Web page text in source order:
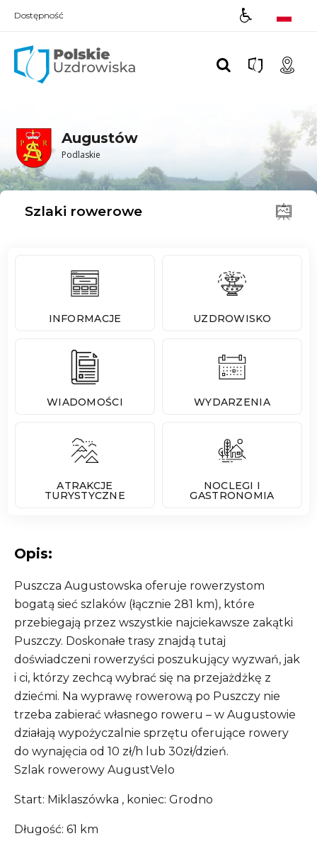
Dostępność
Augustów
Podlaskie
Szlaki rowerowe
INFORMACJE UZDROWISKO
WIADOMOŚCI WYDARZENIA
ATRAKCJE
TURYSTYCZNE
NOCLEGI I
GASTRONOMIA
Opis:
Puszcza Augustowska oferuje rowerzystom
bogatą sieć szlaków (łącznie 281 km), które
przebiegają przez wszystkie najciekawsze zakątki
Puszczy. Doskonałe trasy znajdą tutaj
doświadczeni rowerzyści poszukujący wyzwań, jak
i ci, którzy zechcą wybrać się na przejażdżkę z
dziećmi. Na wyprawę rowerową po Puszczy nie
trzeba zabierać własnego roweru – w Augustowie
działają wypożyczalnie sprzętu oferujące rowery
do wynajęcia od 10 zł/h lub 30zł/dzień.
Szlak rowerowy AugustVelo
Start: Miklaszówka , koniec: Grodno
Długość: 61 km